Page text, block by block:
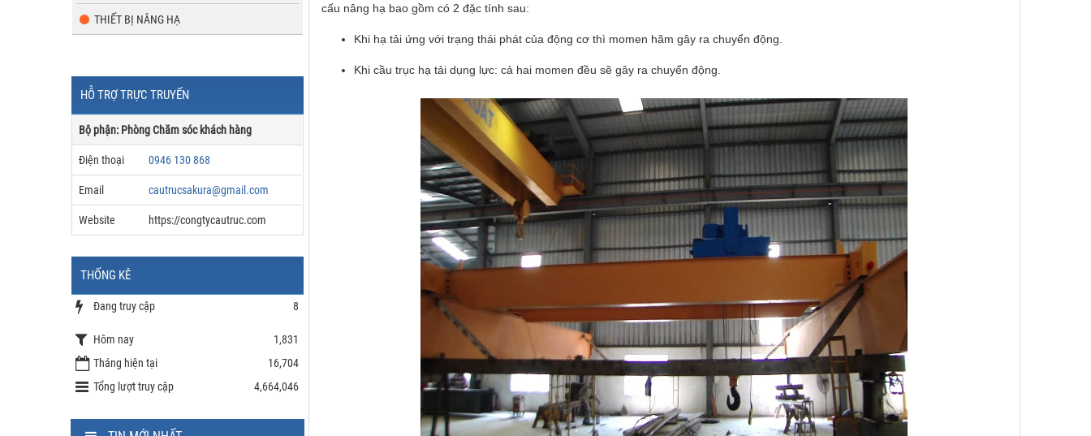
cấu nâng hạ bao gồm có 2 đặc tính sau:
Khi hạ tải ứng với trạng thái phát của động cơ thì momen hãm gây ra chuyển động.
Khi cầu trục hạ tải dụng lực: cả hai momen đều sẽ gây ra chuyển động.
THIẾT BỊ NÂNG HẠ
HỖ TRỢ TRỰC TRUYẾN
Bộ phận: Phòng Chăm sóc khách hàng
Điện thoại 0946 130 868
Email cautrucsakura@gmail.com
Website https://congtycautruc.com
THỐNG KÊ
Đang truy cập 8
Hôm nay
1,831
Tháng hiện tại
16,704
Tổng lượt truy cập
4,664,046